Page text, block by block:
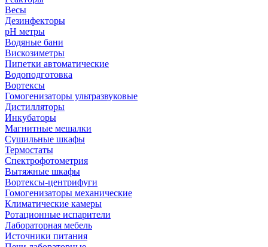
Весы
Дезинфекторы
рН метры
Водяные бани
Вискозиметры
Пипетки автоматические
Водоподготовка
Вортексы
Гомогенизаторы ультразвуковые
Дистилляторы
Инкубаторы
Магнитные мешалки
Сушильные шкафы
Термостаты
Спектрофотометрия
Вытяжные шкафы
Вортексы-центрифуги
Гомогенизаторы механические
Климатические камеры
Ротационные испарители
Лабораторная мебель
Источники питания